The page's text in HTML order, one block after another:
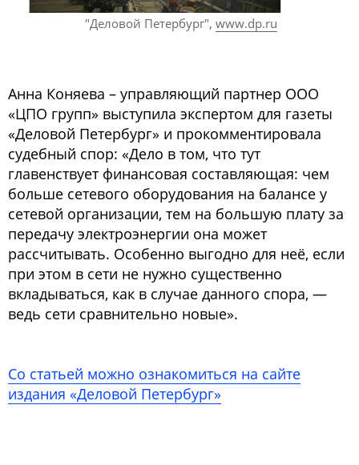
"Деловой Петербург", www.dp.ru
Анна Коняева – управляющий партнер ООО
«ЦПО групп» выступила экспертом для газеты
«Деловой Петербург» и прокомментировала
судебный спор: «Дело в том, что тут
главенствует финансовая составляющая: чем
больше сетевого оборудования на балансе у
сетевой организации, тем на большую плату за
передачу электроэнергии она может
рассчитывать. Особенно выгодно для неё, если
при этом в сети не нужно существенно
вкладываться, как в случае данного спора, —
ведь сети сравнительно новые».
Со статьей можно ознакомиться на сайте
издания «Деловой Петербург»